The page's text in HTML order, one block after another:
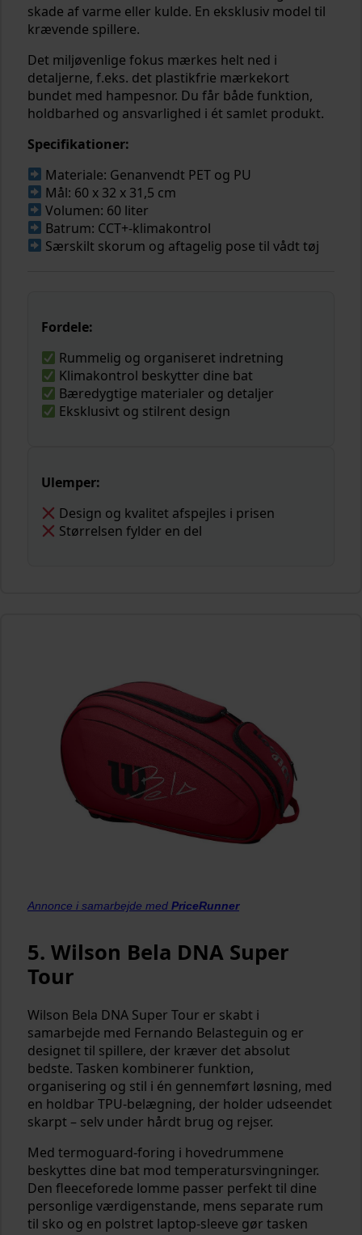
skade af varme eller kulde. En eksklusiv model til
krævende spillere.
Det miljøvenlige fokus mærkes helt ned i
detaljerne, f.eks. det plastikfrie mærkekort
bundet med hampesnor. Du får både funktion,
holdbarhed og ansvarlighed i ét samlet produkt.
Specifikationer:
Materiale: Genanvendt PET og PU
Mål: 60 x 32 x 31,5 cm
Volumen: 60 liter
Batrum: CCT+-klimakontrol
Særskilt skorum og aftagelig pose til vådt tøj
Fordele:
Rummelig og organiseret indretning
Klimakontrol beskytter dine bat
Bæredygtige materialer og detaljer
Eksklusivt og stilrent design
Ulemper:
Design og kvalitet afspejles i prisen
Størrelsen fylder en del
Annonce i samarbejde med PriceRunner
5. Wilson Bela DNA Super
Tour
Wilson Bela DNA Super Tour er skabt i
samarbejde med Fernando Belasteguin og er
designet til spillere, der kræver det absolut
bedste. Tasken kombinerer funktion,
organisering og stil i én gennemført løsning, med
en holdbar TPU-belægning, der holder udseendet
skarpt – selv under hårdt brug og rejser.
Med termoguard-foring i hovedrummene
beskyttes dine bat mod temperatursvingninger.
Den fleeceforede lomme passer perfekt til dine
personlige værdigenstande, mens separate rum
til sko og en polstret laptop-sleeve gør tasken